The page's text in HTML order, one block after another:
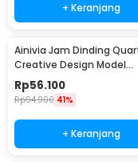
+ Keranjang
Ainivia Jam Dinding
Creative Design Model
Luminous 30cm - MM61WC
Rp56.100
Rp94.900 41%
+ Keranjang